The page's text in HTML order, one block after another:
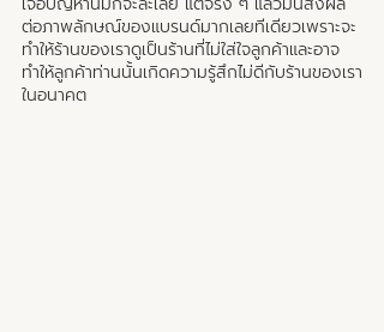
ต่อภาพลักษณ์ของแบรนด์มากเลยทีเดียวเพราะจะ
ทำให้ร้านของเราดูเป็นร้านที่ไม่ใส่ใจลูกค้าและอาจ
ทำให้ลูกค้าท่านนั้นเกิดความรู้สึกไม่ดีกับร้านของเรา
ในอนาคต